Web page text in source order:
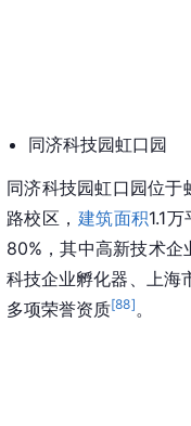
同济科技园虹口园
同济科技园虹口园位于
路校区， 建筑面积1.1
80%，其中高新技术
科技企业孵化器、上海
多项荣誉资质[88]。